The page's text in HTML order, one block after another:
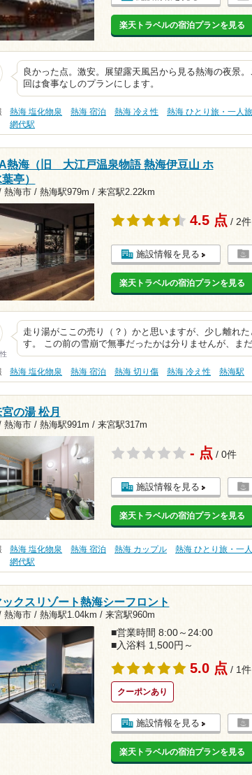
楽天トラベルの宿泊プランを見る
良かった点。激安。展望露天風呂から見る熱海の夜景
回は食事なしのプランにします。
熱海 塩化物泉 熱海 宿泊 熱海 冷え性 熱海 ひとり旅・一人旅
網代駅
熱海（旧 大江戸温泉物語 熱海伊豆山 ホ
亭）
熱海市 / 熱海駅979m / 来宮駅2.22km
4.5 点 / 2件
施設情報を見る
楽天トラベルの宿泊プランを見る
走り湯がここの売り（？）かと思いますが、少し離れ
す。 この前の雪崩で無事だったかは分りませんが、ま
熱海 塩化物泉 熱海 宿泊 熱海 切り傷 熱海 冷え性 熱海駅
の湯 松月
熱海市 / 熱海駅991m / 来宮駅317m
- 点 / 0件
施設情報を見る
楽天トラベルの宿泊プランを見る
熱海 塩化物泉 熱海 宿泊 熱海 カップル 熱海 ひとり旅・一
網代駅
ックスリゾート熱海シーフロント
熱海市 / 熱海駅1.04km / 来宮駅960m
■営業時間 8:00～24:00
■入浴料 1,500円～
5.0 点 / 1件
クーポンあり
施設情報を見る
楽天トラベルの宿泊プランを見る